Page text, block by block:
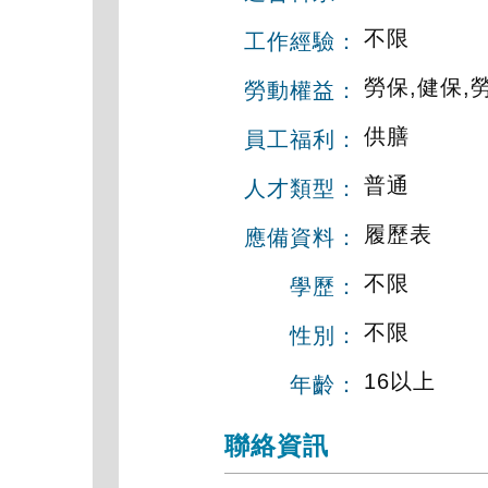
工作經驗： 不限
勞動權益： 勞保,健保,
員工福利： 供膳
人才類型： 普通
應備資料： 履歷表
學歷： 不限
性別： 不限
年齡： 16以上
聯絡資訊